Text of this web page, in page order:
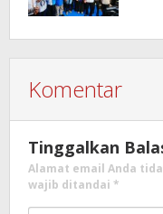
Komentar
Tinggalkan
Alamat email Anda
wajib ditandai *